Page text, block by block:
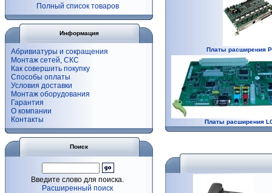
Полный список товаров
Информация
Абривиатуры и сокращения
Монтаж сетей, СКС
Как совершить покупку
Способы оплаты
Условия доставки
Монтаж оборудования
Гарантия
О компании
Контакты
Поиск
Введите слово для поиска.
Расширенный поиск
Платы расширения
Платы расширения